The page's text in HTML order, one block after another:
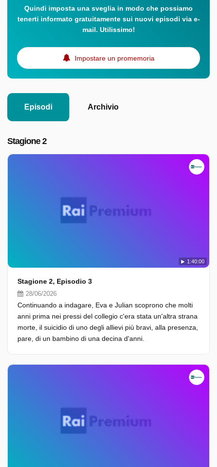
Quindi imposta una sveglia in modo che possiamo
tenerti informato gratuitamente sui nuovi episodi via e-
mail. Utilissimo!
Impostare un promemoria
Episodi Archivio
Stagione 2
1:40:00
Stagione 2, Episodio 3
28/06/2026
Continuando a indagare, Eva e Julian scoprono che molti
anni prima nei pressi del collegio c'era stata un'altra strana
morte, il suicidio di uno degli allievi più bravi, alla presenza,
pare, di un bambino di una decina d'anni.